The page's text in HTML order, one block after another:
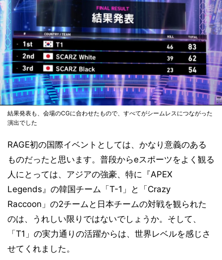
結果発表も、会場のCGに合わせたもので、すべてがシームレスにつながった
演出でした
RAGE初の国際イベントとしては、かなり意義のある
ものだったと思います。普段からeスポーツをよく観る
人にとっては、アジアの強豪、特に『APEX
Legends』の韓国チーム「T-1」と「Crazy
Raccoon」の2チームと日本チームの対戦を観られた
のは、うれしい限りではないでしょうか。そして、
「T1」の実力通りの活躍からは、世界レベルを感じさ
せてくれました。